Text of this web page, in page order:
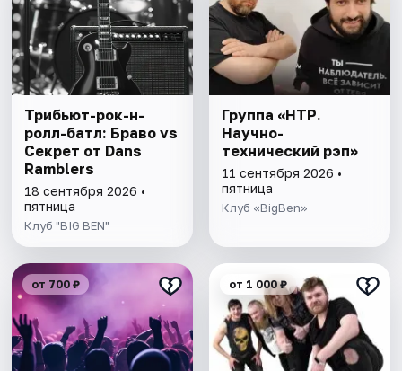
Трибьют-рок-н-
ролл-батл: Браво vs
Секрет от Dans
Ramblers
18 сентября 2026 •
пятница
Клуб "BIG BEN"
Группа «НТР.
Научно-
технический рэп»
11 сентября 2026 •
пятница
Клуб «BigBen»
от 700 ₽ от 1 000 ₽